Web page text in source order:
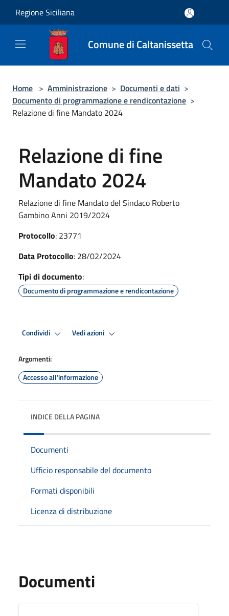
Regione Siciliana
Comune di Caltanissetta
Home > Amministrazione > Documenti e dati >
Documento di programmazione e rendicontazione >
Relazione di fine Mandato 2024
Relazione di fine
Mandato 2024
Relazione di fine Mandato del Sindaco Roberto
Gambino Anni 2019/2024
Protocollo: 23771
Data Protocollo: 28/02/2024
Tipi di documento:
Documento di programmazione e rendicontazione
Condividi Vedi azioni
Argomenti:
Accesso all'informazione
INDICE DELLA PAGINA
Documenti
Ufficio responsabile del documento
Formati disponibili
Licenza di distribuzione
Documenti